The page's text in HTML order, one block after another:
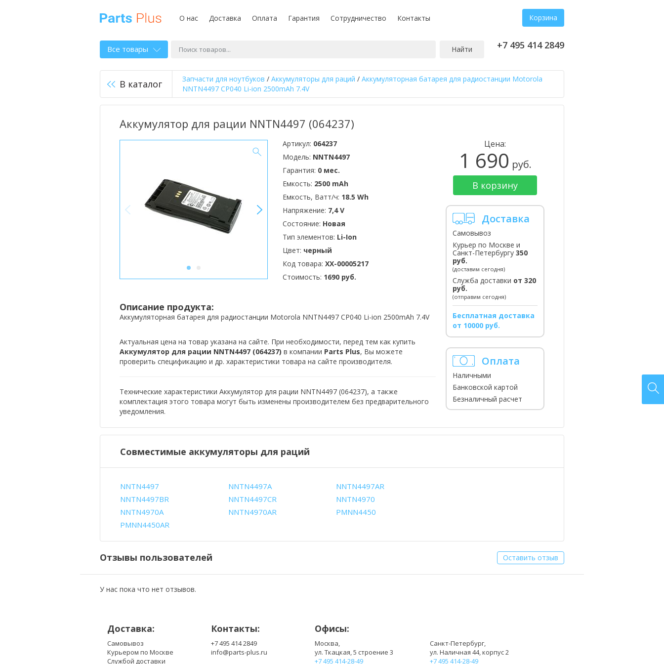
О нас Доставка Оплата Гарантия Сотрудничество Контакты Корзина
Все товары Найти +7 495 414 2849
В каталог Запчасти для ноутбуков / Аккумуляторы для раций / Аккумуляторная батарея для радиостанции Motorola
NNTN4497 CP040 Li-ion 2500mAh 7.4V
Аккумулятор для рации NNTN4497 (064237)
1
Артикул: 064237
Модель: NNTN4497
Гарантия: 0 мес.
Емкость: 2500 mAh
Емкость, Ватт/ч: 18.5 Wh
Напряжение: 7,4 V
Состояние: Новая
Тип элементов: Li-Ion
Цвет: черный
Код товара: XX-00005217
Стоимость: 1690 руб.
Описание продукта:
Аккумуляторная батарея для радиостанции Motorola NNTN4497 CP040 Li-ion 2500mAh 7.4V
Актуальная цена на товар указана на сайте. При необходимости, перед тем как купить
Аккумулятор для рации NNTN4497 (064237) в компании Parts Plus, Вы можете
проверить спецификацию и др. характеристики товара на сайте производителя.
Технические характеристики Аккумулятор для рации NNTN4497 (064237), а также
комплектация этого товара могут быть изменены производителем без предварительного
уведомления.
Цена:
1 690 руб.
В корзину
Доставка
Самовывоз
Курьер по Москве и
Санкт-Петербургу 350
руб.
(доставим сегодня)
Служба доставки от 320
руб.
(отправим сегодня)
Бесплатная доставка
от 10000 руб.
Оплата
Наличными
Банковской картой
Безналичный расчет
Совместимые аккумуляторы для раций
NNTN4497 NNTN4497A
NNTN4497AR
NNTN4497BR
NNTN4497CR
NNTN4970
NNTN4970A
NNTN4970AR
PMNN4450
PMNN4450AR
Отзывы пользователей Оставить отзыв
У нас пока что нет отзывов.
Доставка:
Самовывоз
Курьером по Москве
Службой доставки
Контакты:
+7 495 414 2849
info@parts-plus.ru
Офисы:
Москва,
ул. Ткацкая, 5 строение 3
+7 495 414-28-49
Санкт-Петербург,
ул. Наличная 44, корпус 2
+7 495 414-28-49